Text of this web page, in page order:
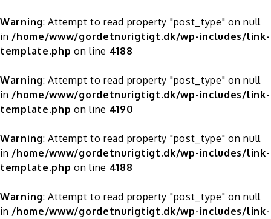
Warning: Attempt to read property "post_type" on null
in /home/www/gordetnurigtigt.dk/wp-includes/link-
template.php on line 4188
Warning: Attempt to read property "post_type" on null
in /home/www/gordetnurigtigt.dk/wp-includes/link-
template.php on line 4190
Warning: Attempt to read property "post_type" on null
in /home/www/gordetnurigtigt.dk/wp-includes/link-
template.php on line 4188
Warning: Attempt to read property "post_type" on null
in /home/www/gordetnurigtigt.dk/wp-includes/link-